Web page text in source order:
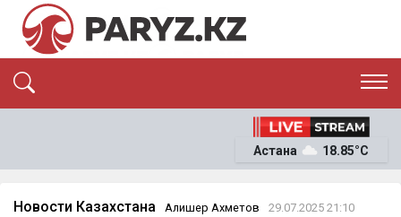
ЭКОНОМИКА
ОҚИҒА
Астана 18.85°C
Новости Казахстана Алишер Ахметов 29.07.2025 21:10